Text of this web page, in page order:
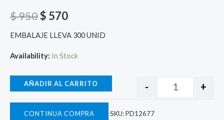
$950$ 570
EMBALAJE LLEVA 300 UNID
Availability: In Stock
- +
AÑADIR AL CARRITO
CONTINUA COMPRA SKU:PD12677